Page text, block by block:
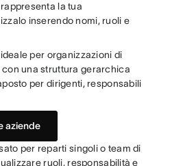
la tua
inserendo nomi, ruoli e
per organizzazioni di
una struttura gerarchica
per dirigenti, responsabili
aziende
per reparti singoli o team di
ruoli, responsabilità e